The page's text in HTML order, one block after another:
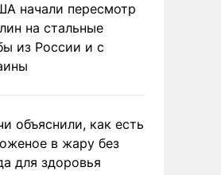
начали пересмотр
на стальные
из России и с
объяснили, как есть
в жару без
для здоровья